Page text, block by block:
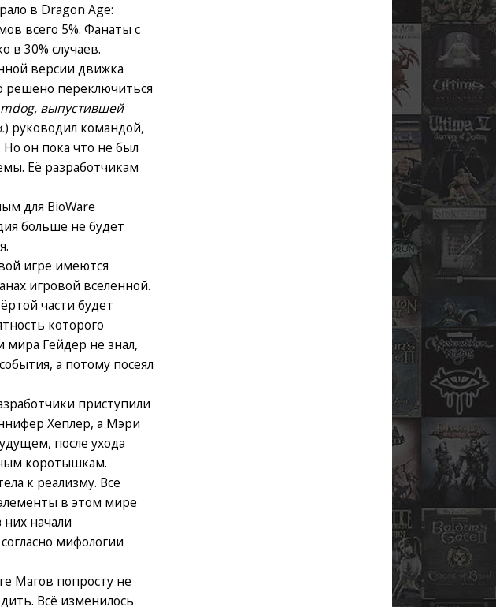
в Dragon Age:
всего 5%. Фанаты с
в 30% случаев.
версии движка
решено переключиться
выпустившей
) руководил командой,
Но он пока что не был
Её разработчикам
для BioWare
больше не будет
игре имеются
игровой вселенной.
части будет
которого
мира Гейдер не знал,
а потому посеял
приступили
Хеплер, а Мэри
после ухода
коротышкам.
к реализму. Все
в этом мире
начали
мифологии
Магов попросту не
Всё изменилось